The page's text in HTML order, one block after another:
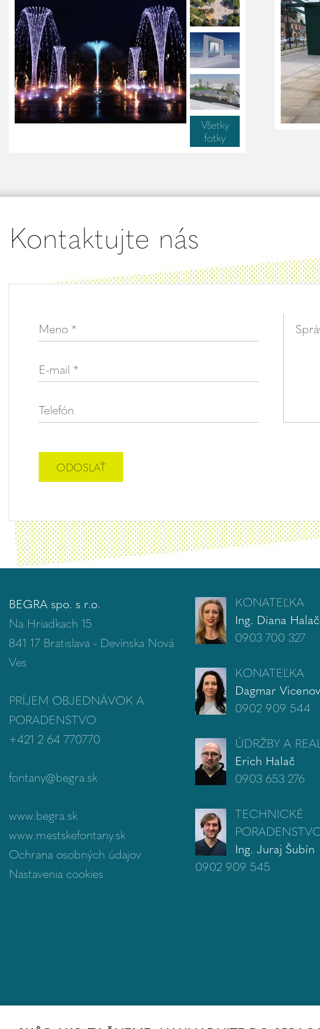
Všetky
fotky
Kontaktujte nás
BEGRA spo. s r.o.
Na Hriadkach 15
841 17 Bratislava - Devínska Nová
Ves
PRÍJEM OBJEDNÁVOK A
PORADENSTVO
+421 2 64 770770
fontany@begra.sk
www.begra.sk
www.mestskefontany.sk
Ochrana osobných údajov
Nastavenia cookies
KONATEĽKA
Ing. Diana
0903 700 327
KONATEĽKA
Dagmar
0902 909 544
ÚDRŽBY A
Erich Halač
0903 653 276
TECHNICKÉ
Ing. Juraj Šubín
0902 909 545